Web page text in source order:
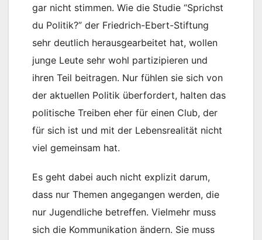
gar nicht stimmen. Wie die Studie “Sprichst
du Politik?” der Friedrich-Ebert-Stiftung
sehr deutlich herausgearbeitet hat, wollen
junge Leute sehr wohl partizipieren und
ihren Teil beitragen. Nur fühlen sie sich von
der aktuellen Politik überfordert, halten das
politische Treiben eher für einen Club, der
für sich ist und mit der Lebensrealität nicht
viel gemeinsam hat.
Es geht dabei auch nicht explizit darum,
dass nur Themen angegangen werden, die
nur Jugendliche betreffen. Vielmehr muss
sich die Kommunikation ändern. Sie muss